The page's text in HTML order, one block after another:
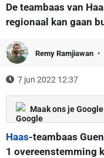
De teambaas van
regionaal kan gaan
Remy Ramjiawan
7 jun 2022 12:37
Maak ons je
Haas-teambaas
1 overeenstemming